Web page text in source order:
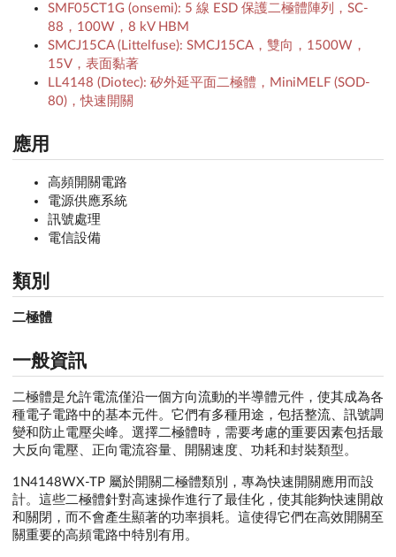
SMF05CT1G (onsemi): 5 線 ESD 保護二極體陣列，SC-
88，100W，8 kV HBM
SMCJ15CA (Littelfuse): SMCJ15CA，雙向，1500W，
15V，表面黏著
LL4148 (Diotec): 矽外延平面二極體，MiniMELF (SOD-
80)，快速開關
應用
高頻開關電路
電源供應系統
訊號處理
電信設備
類別
二極體
一般資訊
二極體是允許電流僅沿一個方向流動的半導體元件，使其成為各
種電子電路中的基本元件。它們有多種用途，包括整流、訊號調
變和防止電壓尖峰。選擇二極體時，需要考慮的重要因素包括最
大反向電壓、正向電流容量、開關速度、功耗和封裝類型。
1N4148WX-TP 屬於開關二極體類別，專為快速開關應用而設
計。這些二極體針對高速操作進行了最佳化，使其能夠快速開啟
和關閉，而不會產生顯著的功率損耗。這使得它們在高效開關至
關重要的高頻電路中特別有用。